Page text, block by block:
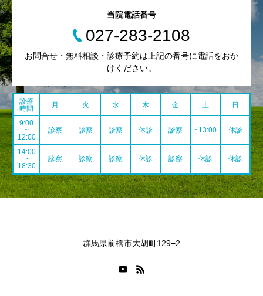
当院電話番号
027-283-2108
お問合せ・無料相談・診療予約は上記の番号に電話をおか
けください。
診療
時間
月 火 水 木 金 土 日
9:00
~
12:00
診察 診察 診察 休診 診察 ~13:00 休診
14:00
~
18:30
診察 診察 診察 休診 診察 休診 休診
群馬県前橋市大胡町129−2